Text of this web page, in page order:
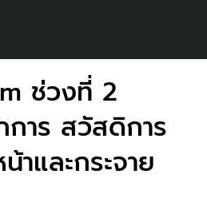
ช่วงที่ 2
าร สวัสดิการ
าและกระจาย